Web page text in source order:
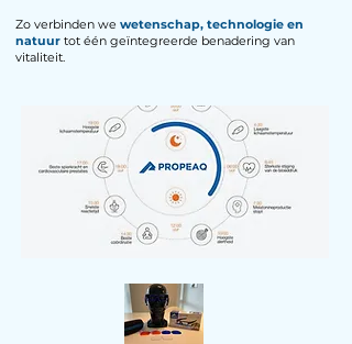
Zo verbinden we wetenschap, technologie en
natuur tot één geïntegreerde benadering van
vitaliteit.